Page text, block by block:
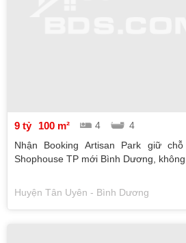
9 tỷ 100 m² 4
4
Nhận Booking Artisan Park giữ
Shophouse TP mới Bình Dương,
Huyện Tân Uyên - Bình Dương